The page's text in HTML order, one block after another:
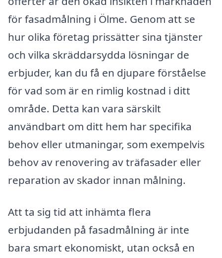
för fasadmålning i Ölme. Genom att se
hur olika företag prissätter sina tjänster
och vilka skräddarsydda lösningar de
erbjuder, kan du få en djupare förståelse
för vad som är en rimlig kostnad i ditt
område. Detta kan vara särskilt
användbart om ditt hem har specifika
behov eller utmaningar, som exempelvis
behov av renovering av träfasader eller
reparation av skador innan målning.
Att ta sig tid att inhämta flera
erbjudanden på fasadmålning är inte
bara smart ekonomiskt, utan också en